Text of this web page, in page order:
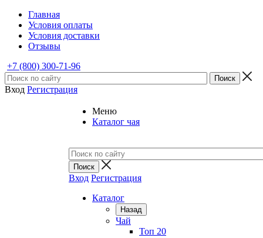
Главная
Условия оплаты
Условия доставки
Отзывы
+7 (800) 300-71-96
Вход Регистрация
Меню
Каталог чая
Вход Регистрация
Каталог
Назад
Чай
Топ 20